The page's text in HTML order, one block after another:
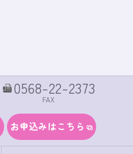
0568-22-2373
FAX
お申込みはこちら